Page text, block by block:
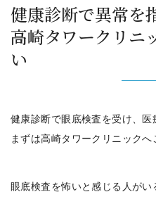
健康診断で異常を
高崎タワークリニ
い
健康診断で眼底検査を受け、
まずは高崎タワークリニックへ
眼底検査を怖いと感じる人が